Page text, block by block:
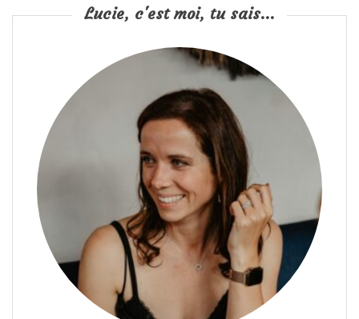
Lucie, c'est moi, tu sais...